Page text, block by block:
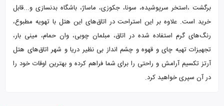
برگشت ،استخر سرپوشیده، سونا، جکوزی، ماساژ، باشگاه بدنسازی و...قابل
خرید است. علاوه بر این استراحت در اتاق‌های این هتل با تهویه مطبوع،
رنگ‌های گرم استفاده شده در اتاق، مبلمان چوبی، وان حمام، مینی بار،
تجهیزات تهیه چای و قهوه و چشم انداز بی نظیر دریا و شهر اتاق‌های هتل
آرتز تکسیم آرامش و راحتی را برای شما فراهم کرده و بهترین اوقات خود را
در آن‌ سپری خواهید کرد.